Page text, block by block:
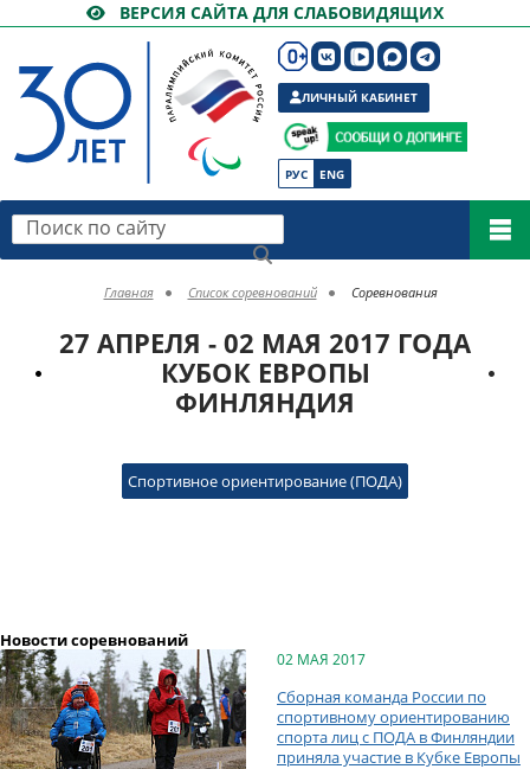
ВЕРСИЯ САЙТА ДЛЯ СЛАБОВИДЯЩИХ
РУС ENG
ЛИЧНЫЙ КАБИНЕТ
Поиск по сайту
Главная Список соревнований Соревнования
27 АПРЕЛЯ - 02 МАЯ 2017 ГОДА
КУБОК ЕВРОПЫ
ФИНЛЯНДИЯ
Спортивное ориентирование (ПОДА)
Новости соревнований
02 МАЯ 2017
Сборная команда России по
спортивному ориентированию
спорта лиц с ПОДА в Финляндии
приняла участие в Кубке Европы